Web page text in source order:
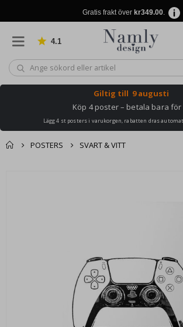
Gratis frakt över kr349.00.
4.1 Baserat på 1025 betyg
Giltig till 9 augusti
Köp 4 poster – betala bara för
Lägg 4 st posters i varukorgen, rabatten dras
POSTERS SVART & VITT
Poster - Dancing Flower av Keith Haring